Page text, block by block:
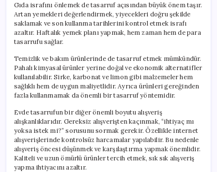
Gıda israfını önlemek de tasarruf açısından büyük önem taşır.
Artan yemekleri değerlendirmek, yiyecekleri doğru şekilde
saklamak ve son kullanma tarihlerini kontrol etmek israfı
azaltır. Haftalık yemek planı yapmak, hem zaman hem de para
tasarrufu sağlar.
Temizlik ve bakım ürünlerinde de tasarruf etmek mümkündür.
Pahalı kimyasal ürünler yerine doğal ve ekonomik alternatifler
kullanılabilir. Sirke, karbonat ve limon gibi malzemeler hem
sağlıklı hem de uygun maliyetlidir. Ayrıca ürünleri gereğinden
fazla kullanmamak da önemli bir tasarruf yöntemidir.
Evde tasarrufun bir diğer önemli boyutu alışveriş
alışkanlıklarıdır. Gereksiz alışverişten kaçınmak, “ihtiyaç mı
yoksa istek mi?” sorusunu sormak gerekir. Özellikle internet
alışverişlerinde kontrolsüz harcamalar yapılabilir. Bu nedenle
alışveriş öncesi düşünmek ve karşılaştırma yapmak önemlidir.
Kaliteli ve uzun ömürlü ürünler tercih etmek, sık sık alışveriş
yapma ihtiyacını azaltır.